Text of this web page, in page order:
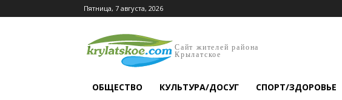
Пятница, 7 августа, 2026
Сайт жителей района
Крылатское
ОБЩЕСТВО КУЛЬТУРА/ДОСУГ СПОРТ/ЗДОРОВЬЕ